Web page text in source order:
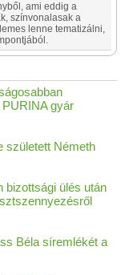
ami eddig a
színvonalasak a
lenne tematizálni,
gyár
született Németh
bizottsági ülés után
Béla síremlékét a